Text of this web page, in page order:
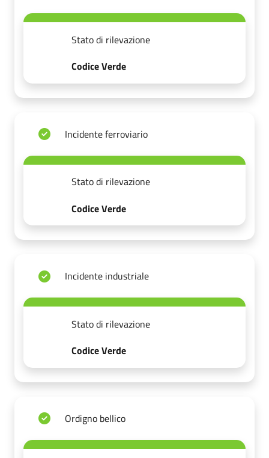
Stato di rilevazione
Codice Verde
Incidente ferroviario
Stato di rilevazione
Codice Verde
Incidente industriale
Stato di rilevazione
Codice Verde
Ordigno bellico